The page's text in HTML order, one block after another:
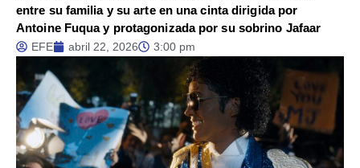
entre su familia y su arte en una cinta dirigida por
Antoine Fuqua y protagonizada por su sobrino Jafaar
EFE abril 22, 2026 3:00 pm